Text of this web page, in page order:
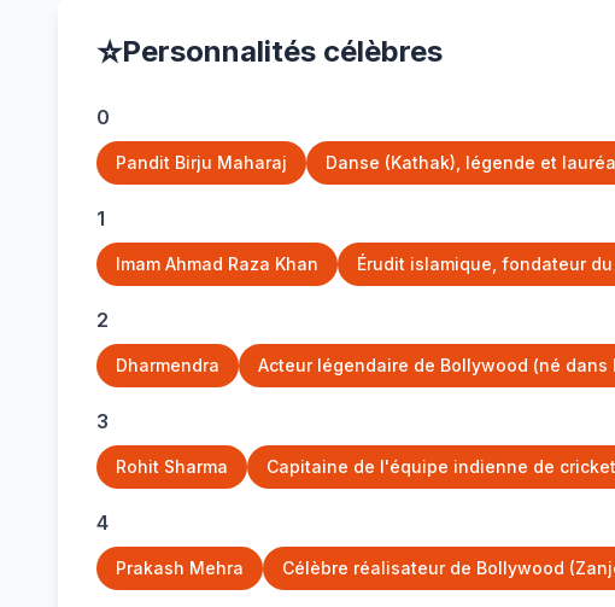
⭐Personnalités célèbres
0
Pandit Birju Maharaj Danse (Kathak), légende et
1
Imam Ahmad Raza Khan Érudit islamique, fondateur
2
Dharmendra Acteur légendaire de Bollywood (né dans
3
Rohit Sharma Capitaine de l'équipe indienne de
4
Prakash Mehra Célèbre réalisateur de Bollywood